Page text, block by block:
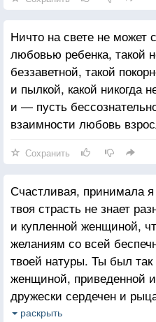
Ничто на свете не может
любовью ребенка, такой
беззаветной, такой
и пылкой, какой никогда
и — пусть
взаимности любовь
Сохранить
Счастливая, принимала
твоя страсть не знает
и купленной женщиной,
желаниям со всей
твоей натуры. Ты был
женщиной, приведенной
дружески сердечен и
время так страстен в
раскрыть